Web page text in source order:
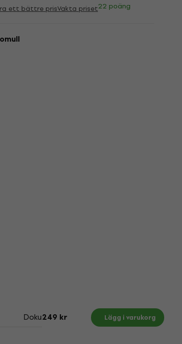
ett bättre prisVakta priset22 poäng
Dokument Size Chart
249 kr Lägg i varukorg